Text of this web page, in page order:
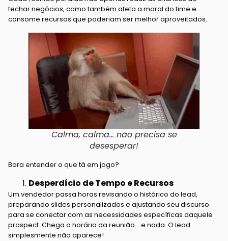
fechar negócios, como também afeta a moral do time e
consome recursos que poderiam ser melhor aproveitados.
Calma, calma… não precisa se
desesperar!
Bora entender o que tá em jogo?
Desperdício de Tempo e Recursos
Um vendedor passa horas revisando o histórico do lead,
preparando slides personalizados e ajustando seu discurso
para se conectar com as necessidades específicas daquele
prospect. Chega o horário da reunião… e nada. O lead
simplesmente não aparece!